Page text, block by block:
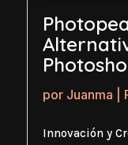
por Juanma
Innovación y